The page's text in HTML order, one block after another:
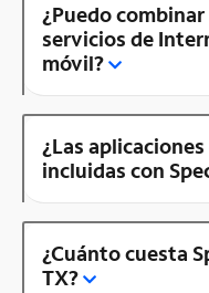
¿Puedo
servicios de
móvil?
¿Las
incluidas con
¿Cuánto cuesta
TX?